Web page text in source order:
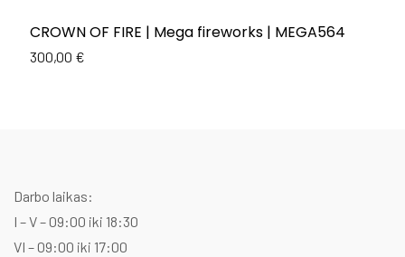
CROWN OF FIRE | Mega fireworks | MEGA564
300,00 €
Darbo laikas:
I – V – 09:00 iki 18:30
VI – 09:00 iki 17:00